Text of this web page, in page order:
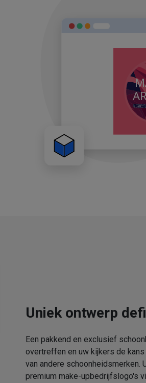
Uniek ontwerp
Een pakkend en exclusief
overtreffen en uw kijkers de
van andere
premium make-upbedrijfslogo's